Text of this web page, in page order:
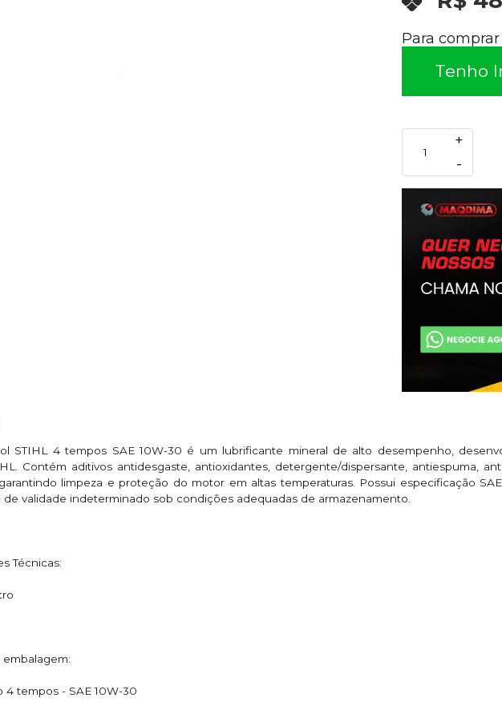
Para
Tenho
-
+
STIHL 4 tempos SAE 10W-30 é um lubrificante mineral de alto desempenho,
Contém aditivos antidesgaste, antioxidantes, detergente/dispersante, antiespuma,
limpeza e proteção do motor em altas temperaturas. Possui especificação
de validade indeterminado sob condições adequadas de armazenamento.
Técnicas:
4 tempos - SAE 10W-30